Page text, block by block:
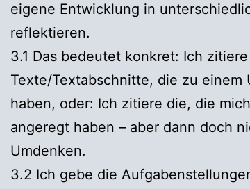
eigene Entwicklung in
reflektieren.
3.1 Das bedeutet konkret: Ich
Texte/Textabschnitte, die zu einem
haben, oder: Ich zitiere die, die
angeregt haben – aber dann doch
Umdenken.
3.2 Ich gebe die